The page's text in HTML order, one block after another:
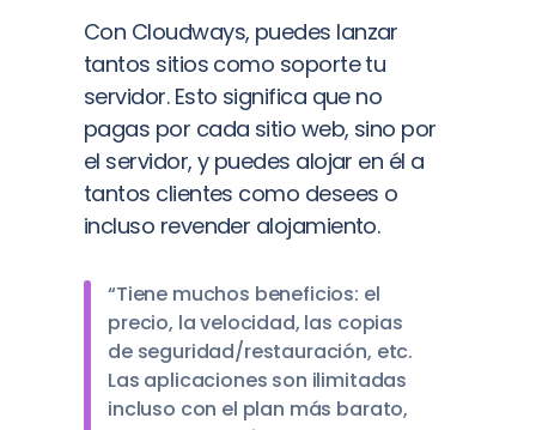
Con Cloudways, puedes lanzar
tantos sitios como soporte tu
servidor. Esto significa que no
pagas por cada sitio web, sino por
el servidor, y puedes alojar en él a
tantos clientes como desees o
incluso revender alojamiento.
“Tiene muchos beneficios: el
precio, la velocidad, las copias
de seguridad/restauración, etc.
Las aplicaciones son ilimitadas
incluso con el plan más barato,